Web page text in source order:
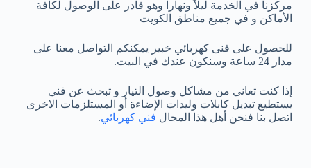
مركزنا في الخدمة ليلاً ونهاراً وهو قادر على الوصول لكافة
الأماكن و في جميع مناطق الكويت
للحصول على فنى كهربائي خبير يمكنكم التواصل معنا على
مدار 24 ساعة وسنكون عندك في البيت.
إذا كنت تعاني من مشاكل وصول التيار و تبحث عن فني
يستطيع تبديل كابلات وليدات الإضاءة أو المستلزمات الاخرى
اتصل بنا فنحن أهل هذا المجال فني كهربائي.